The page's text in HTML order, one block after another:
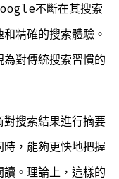
不斷在其搜索
精確的搜索體驗。
對傳統搜索習慣的
搜索結果進行摘要
，能夠更快地把握
。理論上，這樣的